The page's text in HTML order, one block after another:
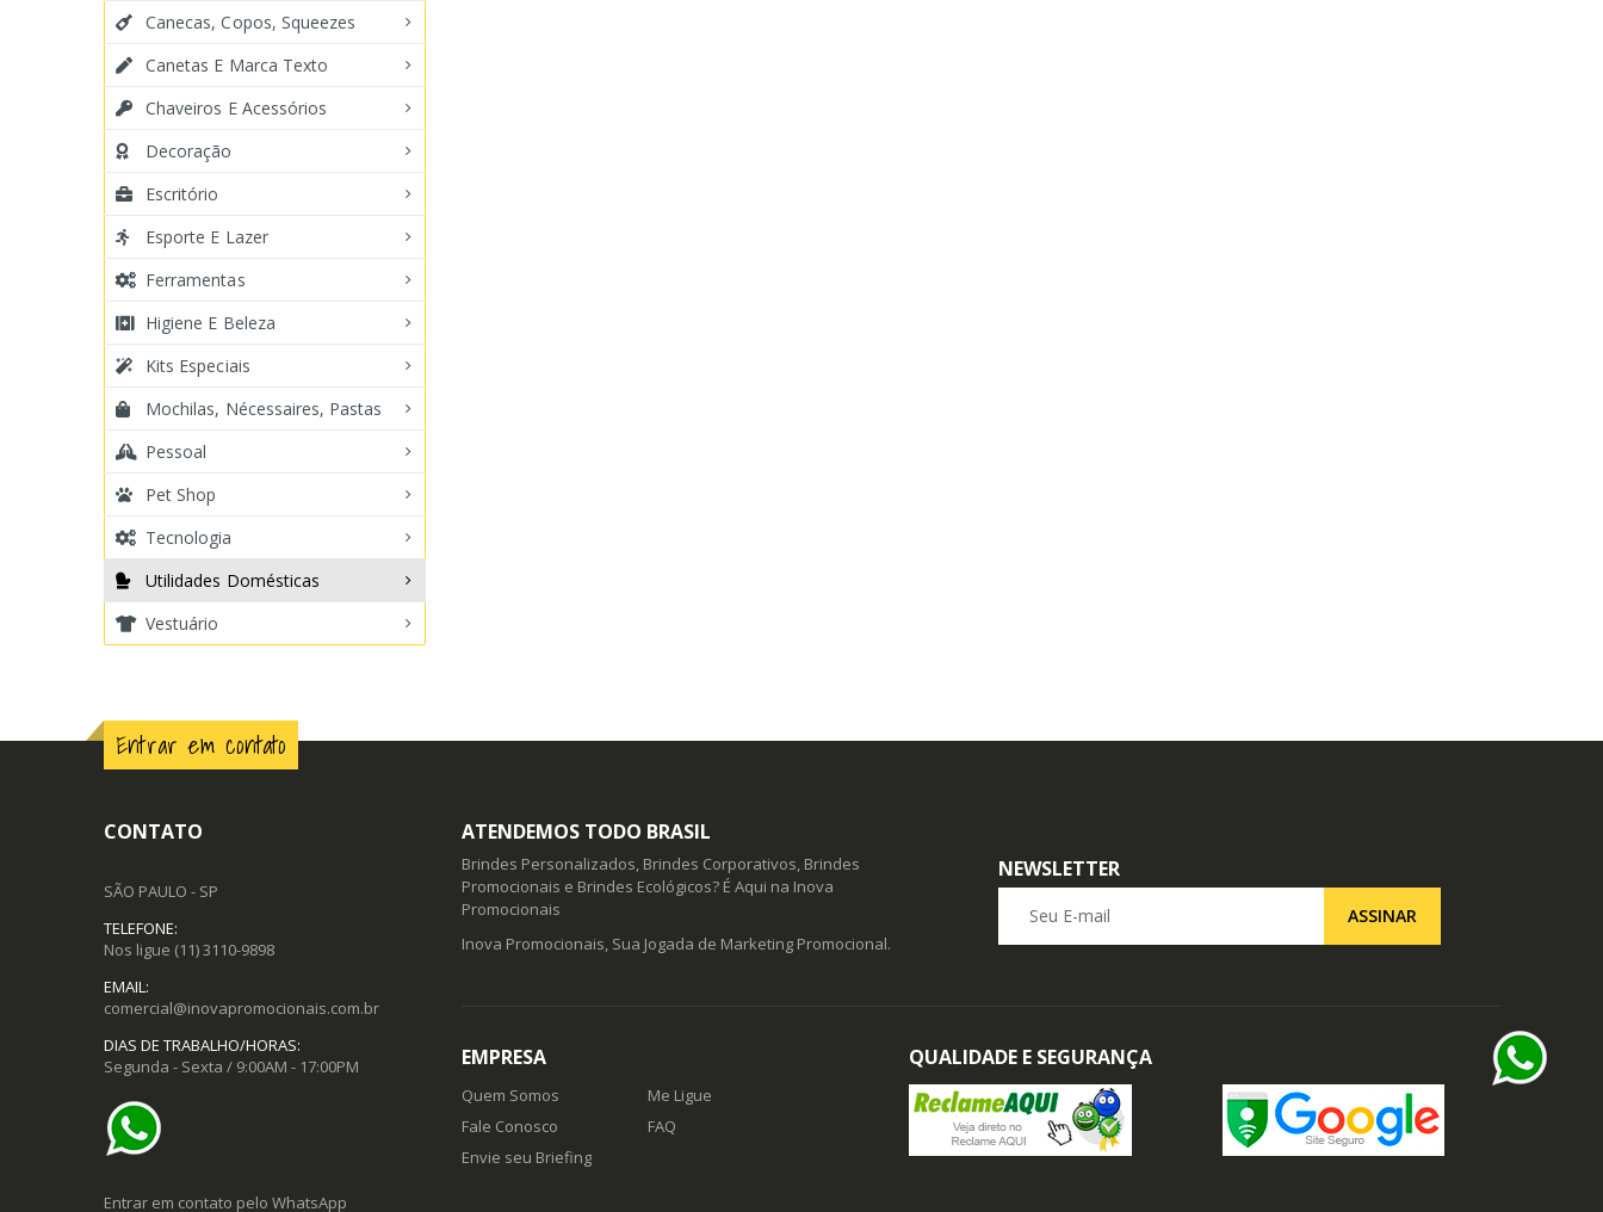
Canecas, Copos, Squeezes
Canetas E Marca Texto
Chaveiros E Acessórios
Decoração
Escritório
Esporte E Lazer
Ferramentas
Higiene E Beleza
Kits Especiais
Mochilas, Nécessaires, Pastas
Pessoal
Pet Shop
Tecnologia
Utilidades Domésticas
Vestuário
Entrar em contato
CONTATO
SÃO PAULO - SP
TELEFONE:
Nos ligue (11) 3110-9898
EMAIL:
comercial@inovapromocionais.com.br
DIAS DE TRABALHO/HORAS:
Segunda - Sexta / 9:00AM - 17:00PM
Entrar em contato pelo WhatsApp
ATENDEMOS TODO BRASIL
Brindes Personalizados, Brindes Corporativos, Brindes
Promocionais e Brindes Ecológicos? É Aqui na Inova
Promocionais
Inova Promocionais, Sua Jogada de Marketing Promocional.
NEWSLETTER
ASSINAR
EMPRESA
Quem Somos
Fale Conosco
Envie seu Briefing
Me Ligue
FAQ
QUALIDADE E SEGURANÇA